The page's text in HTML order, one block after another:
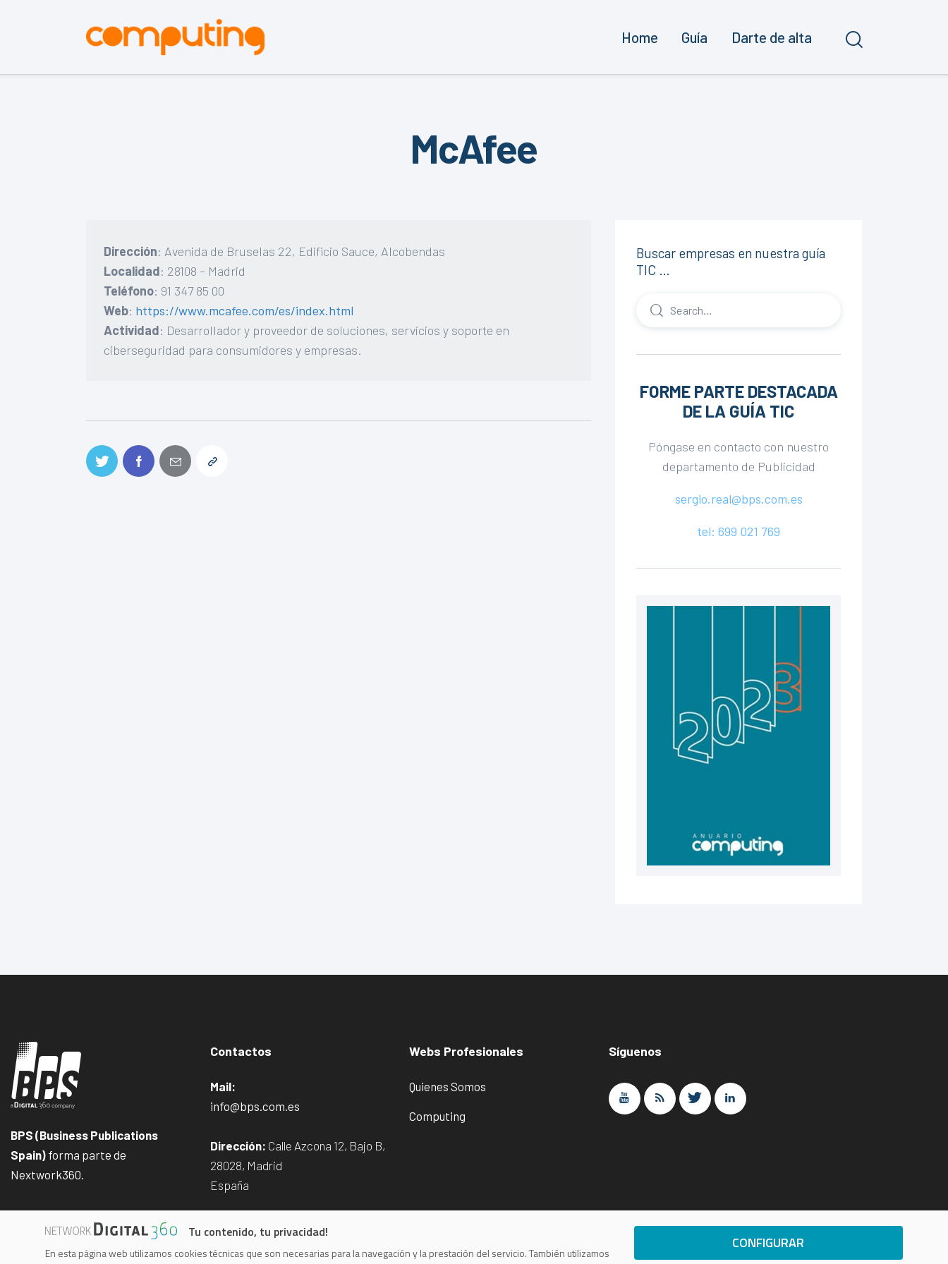
Home Guía Darte de alta
McAfee
Dirección: Avenida de Bruselas 22, Edificio Sauce, Alcobendas
Localidad: 28108 – Madrid
Teléfono: 91 347 85 00
Web: https://www.mcafee.com/es/index.html
Actividad: Desarrollador y proveedor de soluciones, servicios y soporte en
ciberseguridad para consumidores y empresas.
Buscar empresas en nuestra guía
TIC …
FORME PARTE DESTACADA
DE LA GUÍA TIC
Póngase en contacto con nuestro
departamento de Publicidad
sergio.real@bps.com.es
tel: 699 021 769
BPS (Business Publications
Spain) forma parte de
Nextwork360.
Contactos
Mail:
info@bps.com.es
Dirección: Calle Azcona 12, Bajo B,
28028, Madrid
España
Webs Profesionales
Quienes Somos
Computing
Síguenos
Tu contenido, tu privacidad!
En esta página web utilizamos cookies técnicas que son necesarias para la navegación y la prestación del servicio. También utilizamos
CONFIGURAR